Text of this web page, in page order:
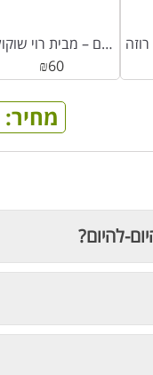
מחיר:
מארז 6 פרלינים לאוהבים – מבית רוי שוקולד
₪60
להיום?